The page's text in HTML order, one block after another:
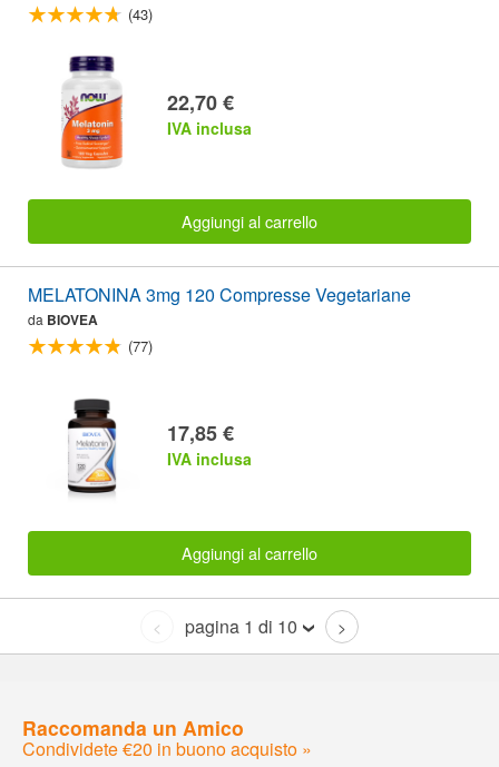
(43)
22,70 €
IVA inclusa
Aggiungi al carrello
MELATONINA 3mg 120 Compresse Vegetariane
da BIOVEA
(77)
17,85 €
IVA inclusa
Aggiungi al carrello
< pagina 1 di 10 >
Raccomanda un Amico
Condividete €20 in buono acquisto »